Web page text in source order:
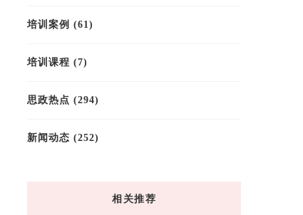
培训案例 (61)
培训课程 (7)
思政热点 (294)
新闻动态 (252)
相关推荐